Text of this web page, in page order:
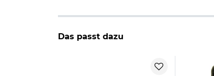
Das passt dazu